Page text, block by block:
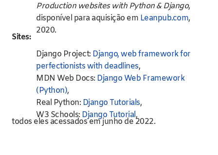
Production websites with Python & Django,
disponível para aquisição em Leanpub.com,
2020.
Sites:
Django Project: Django, web framework for
perfectionists with deadlines,
MDN Web Docs: Django Web Framework
(Python),
Real Python: Django Tutorials,
W3 Schools: Django Tutorial,
todos eles acessados em junho de 2022.